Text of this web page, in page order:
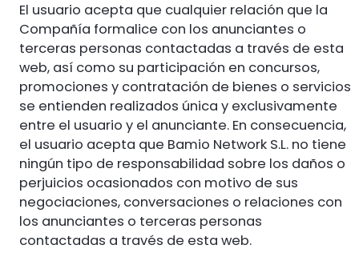
El usuario acepta que cualquier relación que la
Compañía formalice con los anunciantes o
terceras personas contactadas a través de esta
web, así como su participación en concursos,
promociones y contratación de bienes o servicios
se entienden realizados única y exclusivamente
entre el usuario y el anunciante. En consecuencia,
el usuario acepta que Bamio Network S.L. no tiene
ningún tipo de responsabilidad sobre los daños o
perjuicios ocasionados con motivo de sus
negociaciones, conversaciones o relaciones con
los anunciantes o terceras personas
contactadas a través de esta web.